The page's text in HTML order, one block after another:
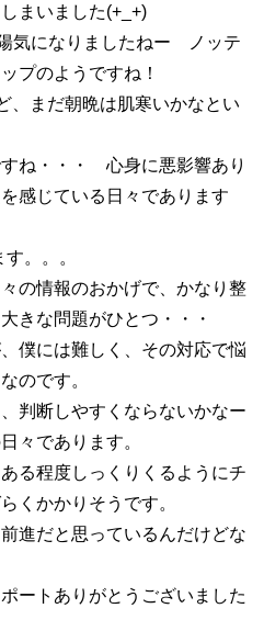
まいました(+_+)
気になりましたねー ノッテ
プのようですね！
、まだ朝晩は肌寒いかなとい
ね・・・ 心身に悪影響あり
感じている日々であります
。。。
の情報のおかげで、かなり整
きな問題がひとつ・・・
僕には難しく、その対応で悩
のです。
判断しやすくならないかなー
々であります。
る程度しっくりくるようにチ
くかかりそうです。
進だと思っているんだけどな
ートありがとうございました